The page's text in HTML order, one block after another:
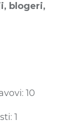
blogeri,
10
1